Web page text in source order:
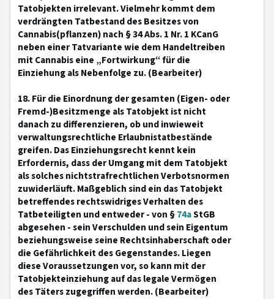
Tatobjekten irrelevant. Vielmehr kommt dem
verdrängten Tatbestand des Besitzes von
Cannabis(pflanzen) nach § 34 Abs. 1 Nr. 1 KCanG
neben einer Tatvariante wie dem Handeltreiben
mit Cannabis eine „Fortwirkung“ für die
Einziehung als Nebenfolge zu. (Bearbeiter)
18. Für die Einordnung der gesamten (Eigen- oder
Fremd-)Besitzmenge als Tatobjekt ist nicht
danach zu differenzieren, ob und inwieweit
verwaltungsrechtliche Erlaubnistatbestände
greifen. Das Einziehungsrecht kennt kein
Erfordernis, dass der Umgang mit dem Tatobjekt
als solches nichtstrafrechtlichen Verbotsnormen
zuwiderläuft. Maßgeblich sind ein das Tatobjekt
betreffendes rechtswidriges Verhalten des
Tatbeteiligten und entweder - von §74aStGB
abgesehen - sein Verschulden und sein Eigentum
beziehungsweise seine Rechtsinhaberschaft oder
die Gefährlichkeit des Gegenstandes. Liegen
diese Voraussetzungen vor, so kann mit der
Tatobjekteinziehung auf das legale Vermögen
des Täters zugegriffen werden. (Bearbeiter)